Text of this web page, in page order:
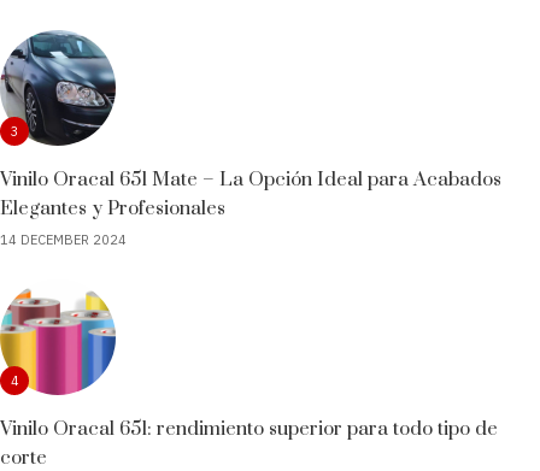
3
Vinilo Oracal 651 Mate – La Opción Ideal para Acabados
Elegantes y Profesionales
14 DECEMBER 2024
4
Vinilo Oracal 651: rendimiento superior para todo tipo de
corte